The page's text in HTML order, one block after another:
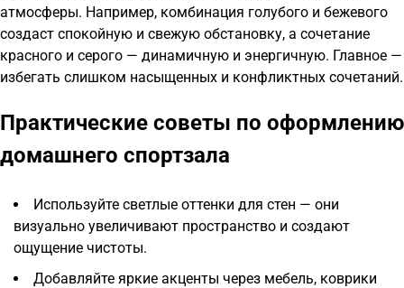
атмосферы. Например, комбинация голубого и бежевого
создаст спокойную и свежую обстановку, а сочетание
красного и серого — динамичную и энергичную. Главное —
избегать слишком насыщенных и конфликтных сочетаний.
Практические советы по оформлению
домашнего спортзала
Используйте светлые оттенки для стен — они
визуально увеличивают пространство и создают
ощущение чистоты.
Добавляйте яркие акценты через мебель, коврики